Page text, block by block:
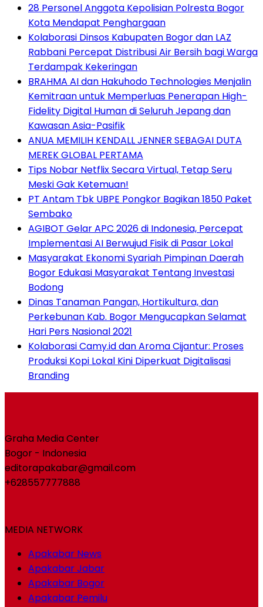
28 Personel Anggota Kepolisian Polresta Bogor
Kota Mendapat Penghargaan
Kolaborasi Dinsos Kabupaten Bogor dan LAZ
Rabbani Percepat Distribusi Air Bersih bagi Warga
Terdampak Kekeringan
BRAHMA AI dan Hakuhodo Technologies Menjalin
Kemitraan untuk Memperluas Penerapan High-
Fidelity Digital Human di Seluruh Jepang dan
Kawasan Asia-Pasifik
ANUA MEMILIH KENDALL JENNER SEBAGAI DUTA
MEREK GLOBAL PERTAMA
Tips Nobar Netflix Secara Virtual, Tetap Seru
Meski Gak Ketemuan!
PT Antam Tbk UBPE Pongkor Bagikan 1850 Paket
Sembako
AGIBOT Gelar APC 2026 di Indonesia, Percepat
Implementasi AI Berwujud Fisik di Pasar Lokal
Masyarakat Ekonomi Syariah Pimpinan Daerah
Bogor Edukasi Masyarakat Tentang Investasi
Bodong
Dinas Tanaman Pangan, Hortikultura, dan
Perkebunan Kab. Bogor Mengucapkan Selamat
Hari Pers Nasional 2021
Kolaborasi Camy.id dan Aroma Cijantur: Proses
Produksi Kopi Lokal Kini Diperkuat Digitalisasi
Branding
Graha Media Center
Bogor - Indonesia
editorapakabar@gmail.com
+628557777888
MEDIA NETWORK
Apakabar News
Apakabar Jabar
Apakabar Bogor
Apakabar Pemilu